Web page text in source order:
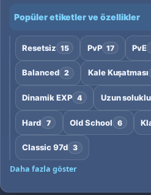
Popüler etiketler ve özellikler
Resetsiz 15 PvP 17 PvE
Balanced 2 Kale Kuşatması
Dinamik EXP 4 Uzun soluklu
Hard 7 Old School 6
Classic 97d 3
Daha fazla göster